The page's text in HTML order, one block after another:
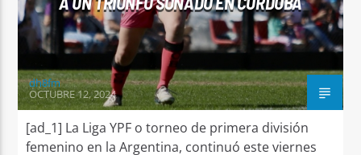
dh8fm
OCTUBRE 12, 2024
[ad_1] La Liga YPF o torneo de primera división
femenino en la Argentina, continuó este viernes